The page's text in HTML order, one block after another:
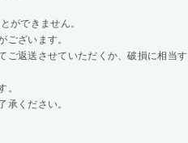
ができません。
ございます。
ご返送させていただくか、破損に相当す
。
承ください。